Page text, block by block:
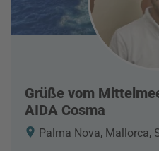
Grüße vom
AIDA Cosma
Palma Nova, Mallorca,